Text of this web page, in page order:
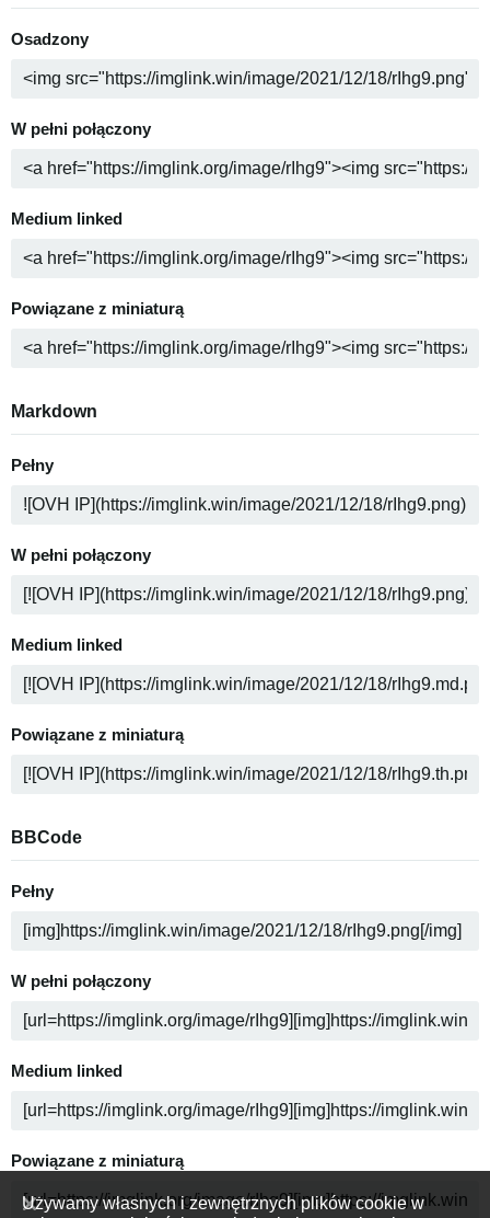
Osadzony
W pełni połączony
Medium linked
Powiązane z miniaturą
Markdown
Pełny
W pełni połączony
Medium linked
Powiązane z miniaturą
BBCode
Pełny
W pełni połączony
Medium linked
Powiązane z miniaturą
Używamy własnych i zewnętrznych plików cookie w